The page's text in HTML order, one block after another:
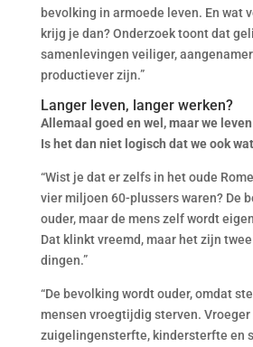
bevolking in armoede leven. En wat
krijg je dan? Onderzoek toont dat
samenlevingen veiliger,
productiever zijn.”
Langer leven, langer werken?
Allemaal goed en wel, maar we
Is het dan niet logisch dat we ook
“Wist je dat er zelfs in het oude
vier miljoen 60-plussers waren? De
ouder, maar de mens zelf wordt
Dat klinkt vreemd, maar het zijn
dingen.”
“De bevolking wordt ouder, omdat
mensen vroegtijdig sterven. Vroeger
zuigelingensterfte, kindersterfte en